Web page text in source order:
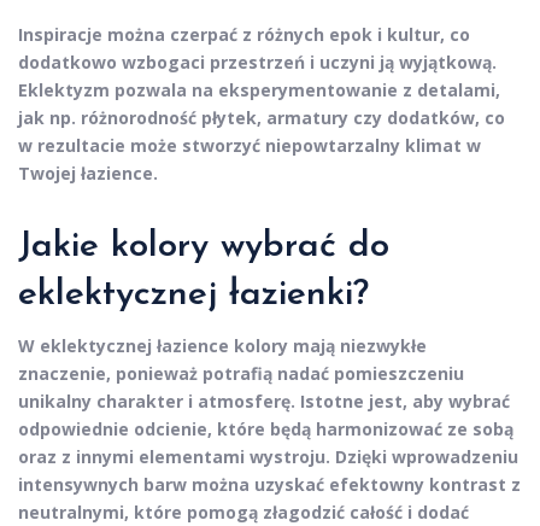
Inspiracje można czerpać z różnych epok i kultur, co
dodatkowo wzbogaci przestrzeń i uczyni ją wyjątkową.
Eklektyzm pozwala na eksperymentowanie z detalami,
jak np. różnorodność płytek, armatury czy dodatków, co
w rezultacie może stworzyć niepowtarzalny klimat w
Twojej łazience.
Jakie kolory wybrać do
eklektycznej łazienki?
W eklektycznej łazience kolory mają niezwykłe
znaczenie, ponieważ potrafią nadać pomieszczeniu
unikalny charakter i atmosferę. Istotne jest, aby wybrać
odpowiednie odcienie, które będą harmonizować ze sobą
oraz z innymi elementami wystroju. Dzięki wprowadzeniu
intensywnych barw można uzyskać efektowny kontrast z
neutralnymi, które pomogą złagodzić całość i dodać